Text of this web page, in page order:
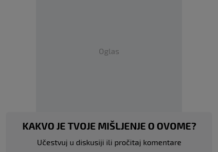
Oglas
KAKVO JE TVOJE MIŠLJENJE O OVOME?
Učestvuj u diskusiji ili pročitaj komentare